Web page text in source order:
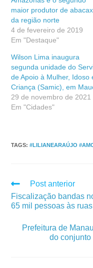
maior produtor de
da região norte
4 de fevereiro de 2019
Em "Destaque"
Wilson Lima inaugura
segunda unidade do
de Apoio à Mulher, Idoso
Criança (Samic), em
29 de novembro de 2021
Em "Cidades"
TAGS:#LILIANEARAÚJO
Post anterior
Fiscalização bandas
65 mil pessoas às ruas
Prefeitura de
do conjunto